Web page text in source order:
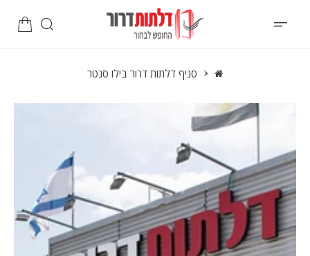
סניף דלתות דרור בילו סנטר